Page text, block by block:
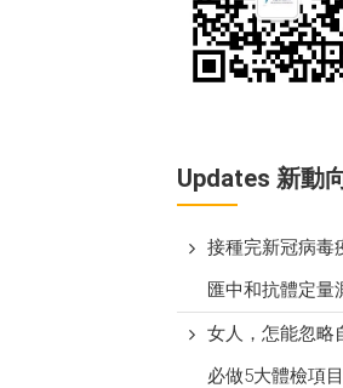
Updates 新動
接種完新冠病毒
匯中和抗體定量
女人，怎能忽略
必做5大體檢項目